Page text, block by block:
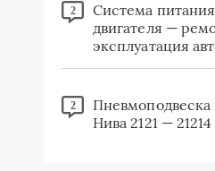
2
Система
двигателя —
эксплуатация
2
Пневмоподвеска
Нива 2121 — 21214